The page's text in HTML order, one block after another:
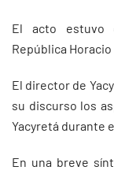
El acto estuvo
República Horacio
El director de
su discurso los
Yacyretá durante
En una breve